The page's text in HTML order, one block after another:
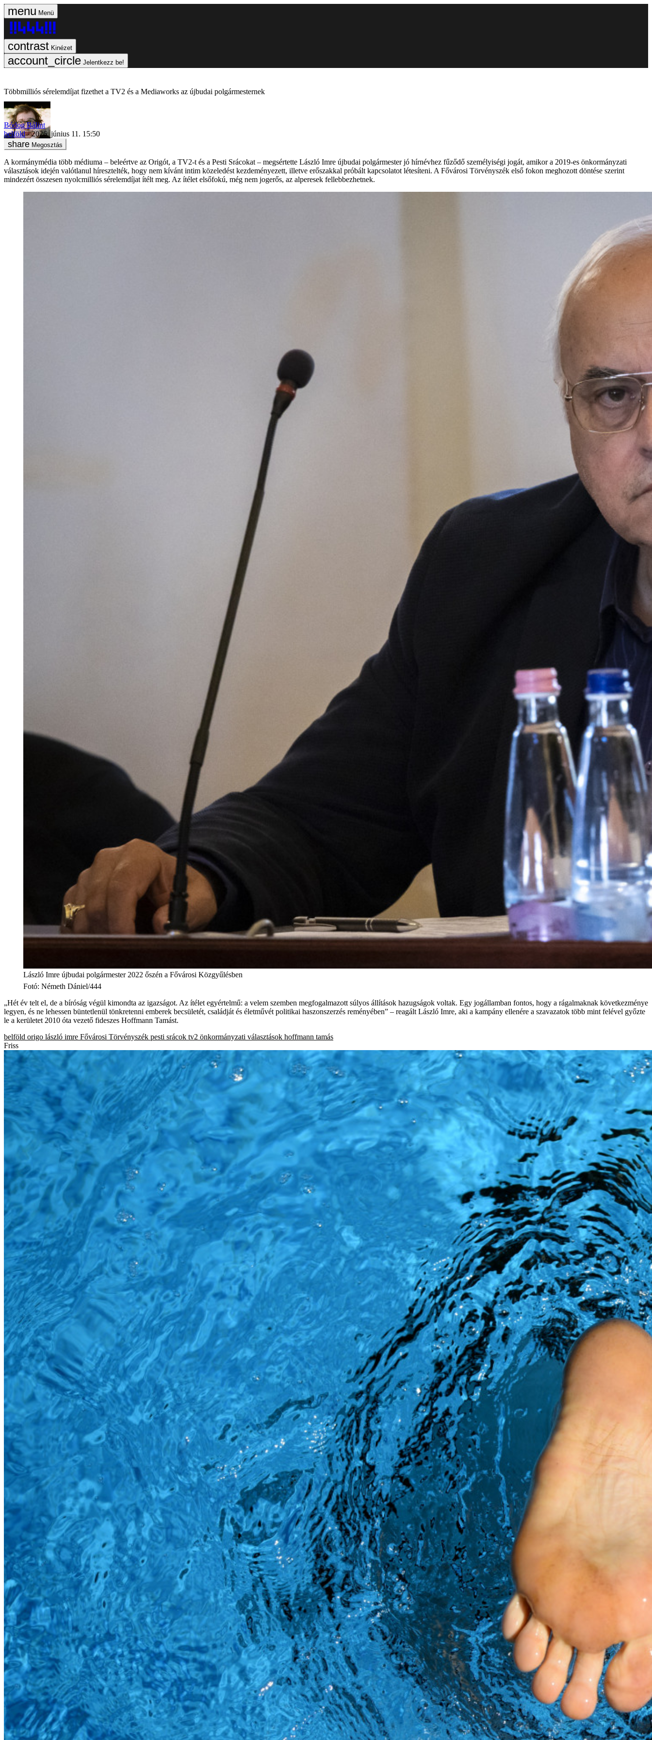
Menü
Kinézet
Jelentkezz be!
Többmilliós sérelemdíjat fizethet a TV2 és a Mediaworks az újbudai polgármesternek
Bódog Bálint
belföld
2026. június 11. 15:50
Megosztás
A kormánymédia több médiuma – beleértve az Origót, a TV2-t és a Pesti Srácokat – megsértette László Imre újbudai polgármester jó hírnévhez fűződő személyiségi jogát, amikor a 2019-es önkormányzati
választások idején valótlanul híresztelték, hogy nem kívánt intim közeledést kezdeményezett, illetve erőszakkal próbált kapcsolatot létesíteni. A Fővárosi Törvényszék első fokon meghozott döntése szerint
mindezért összesen nyolcmilliós sérelemdíjat ítélt meg. Az ítélet elsőfokú, még nem jogerős, az alperesek fellebbezhetnek.
László Imre újbudai polgármester 2022 őszén a Fővárosi Közgyűlésben
Fotó: Németh Dániel/444
„Hét év telt el, de a bíróság végül kimondta az igazságot. Az ítélet egyértelmű: a velem szemben megfogalmazott súlyos állítások hazugságok voltak. Egy jogállamban fontos, hogy a rágalmaknak következménye
legyen, és ne lehessen büntetlenül tönkretenni emberek becsületét, családját és életművét politikai haszonszerzés reményében” – reagált László Imre, aki a kampány ellenére a szavazatok több mint felével győzte
le a kerületet 2010 óta vezető fideszes Hoffmann Tamást.
belföld origo lászló imre Fővárosi Törvényszék pesti srácok tv2 önkormányzati választások hoffmann tamás
Friss